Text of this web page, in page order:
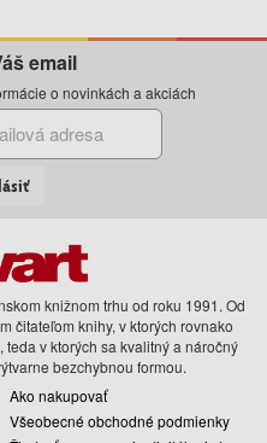
email
o novinkách a akciách
knižnom trhu od roku 1991. Od
čitateľom knihy, v ktorých rovnako
v ktorých sa kvalitný a náročný
bezchybnou formou.
Ako nakupovať
Všeobecné obchodné podmienky